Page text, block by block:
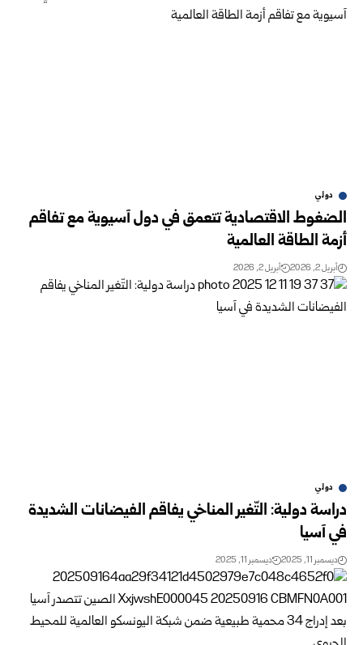
دولي
الضغوط الاقتصادية تتعمق في دول آسيوية مع تفاقم
أزمة الطاقة العالمية
أبريل 2, 2026 أبريل 2, 2026
دولي
دراسة دولية: التّغير المناخي يفاقم الفيضانات الشديدة
في آسيا
ديسمبر 11, 2025 ديسمبر 11, 2025